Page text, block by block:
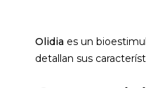
Olidia es un
detallan sus